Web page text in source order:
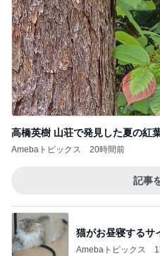
高橋英樹 山荘で発見した夏の紅
Amebaトピックス 20時間前
記事
猫がお昼寝するサ
Amebaトピックス